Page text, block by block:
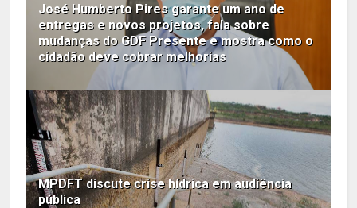
José Humberto Pires garante um ano de
entregas e novos projetos, fala sobre
mudanças do GDF Presente e mostra como o
cidadão deve cobrar melhorias
MPDFT discute crise hídrica em audiência
pública